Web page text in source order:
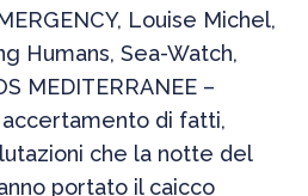
Louise Michel,
Humans, Sea-Watch,
MEDITERRANEE –
di fatti,
che la notte del
portato il caicco